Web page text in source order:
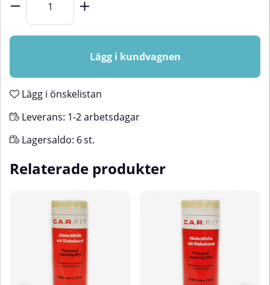
Lägg i kundvagnen
Lägg i önskelistan
Leverans: 1-2 arbetsdagar
Lagersaldo: 6st.
Relaterade produkter